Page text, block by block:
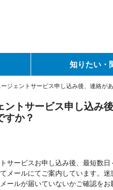
知りたい・
ージェントサービス申し込み後、連絡が
ントサービス申し込み
すか？
サービスお申し込み後、最短数
メールにてご案内しています。
ールが届いていないかご確認をお